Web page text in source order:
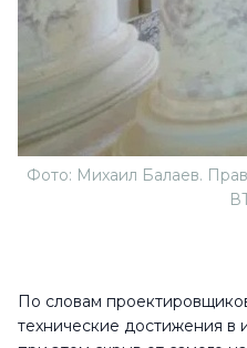
Фото: Михаил Балаев.
По словам
технические достижения в